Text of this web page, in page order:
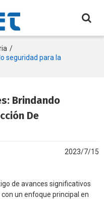
/
seguridad para la
Brindando
De
2023/7/15
de avances significativos
un enfoque principal en